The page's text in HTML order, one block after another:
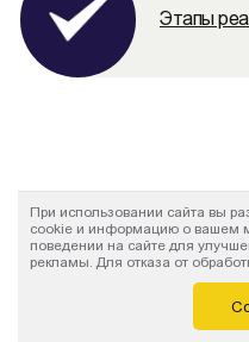
Этапы
Заказать
При использовании сайта вы
cookie и информацию о вашем
поведении на сайте для
рекламы. Для отказа от